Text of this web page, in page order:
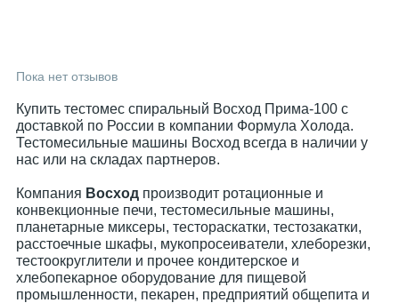
Пока нет отзывов
Купить тестомес спиральный Восход Прима-100 с
доставкой по России в компании Формула Холода.
Тестомесильные машины Восход всегда в наличии у
нас или на складах партнеров.
Компания Восход производит ротационные и
конвекционные печи, тестомесильные машины,
планетарные миксеры, тестораскатки, тестозакатки,
расстоечные шкафы, мукопросеиватели, хлеборезки,
тестоокруглители и прочее кондитерское и
хлебопекарное оборудование для пищевой
промышленности, пекарен, предприятий общепита и